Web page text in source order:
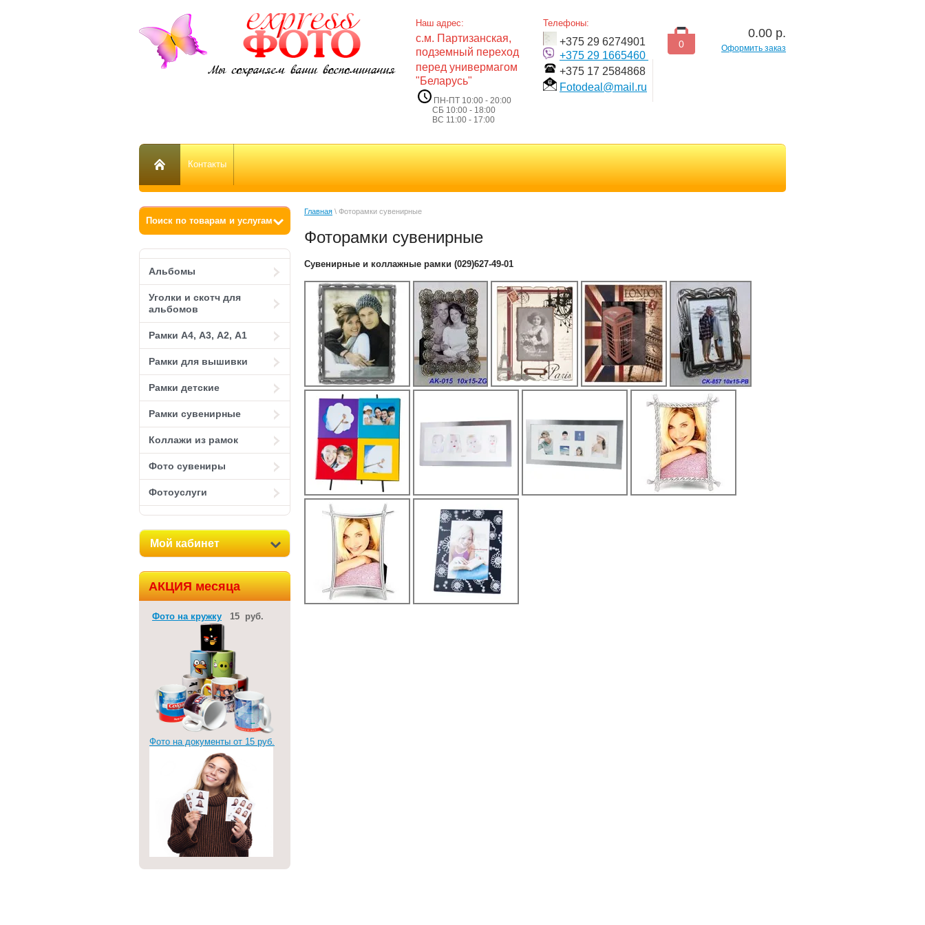
Наш адрес:
с.м. Партизанская,
подземный переход
перед универмагом
"Беларусь"
ПН-ПТ 10:00 - 20:00
СБ 10:00 - 18:00
ВС 11:00 - 17:00
Телефоны:
+375 29 6274901
+375 29 1665460
+375 17 2584868
Fotodeal@mail.ru
0
0.00 р.
Оформить заказ
Контакты
Альбомы
Уголки и скотч для
альбомов
Рамки А4, А3, А2, А1
Рамки для вышивки
Рамки детские
Рамки сувенирные
Коллажи из рамок
Фото сувениры
Фотоуслуги
Мой кабинет
АКЦИЯ месяца
Фото на кружку 15 руб.
Фото на документы от 15 руб.
Главная \ Фоторамки сувенирные
Фоторамки сувенирные
Сувенирные и коллажные рамки (029)627-49-01